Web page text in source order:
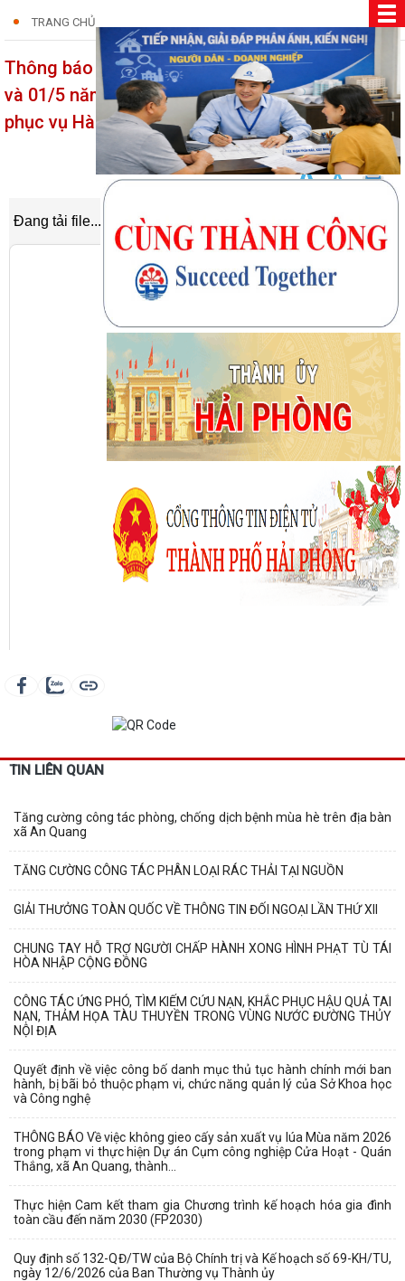
TRANG CHỦ
Thông báo Lịch trực Lễ Giỗ tổ Hùng Vương, 30/4
và 01/5 năm 2026 đối với công chức Trung tâm
phục vụ Hành chính công
24/04/2026
TIN LIÊN QUAN
Tăng cường công tác phòng, chống dịch bệnh mùa hè trên địa bàn
xã An Quang
TĂNG CƯỜNG CÔNG TÁC PHÂN LOẠI RÁC THẢI TẠI NGUỒN
GIẢI THƯỞNG TOÀN QUỐC VỀ THÔNG TIN ĐỐI NGOẠI LẦN THỨ XII
CHUNG TAY HỖ TRỢ NGƯỜI CHẤP HÀNH XONG HÌNH PHẠT TÙ TÁI
HÒA NHẬP CỘNG ĐỒNG
CÔNG TÁC ỨNG PHÓ, TÌM KIẾM CỨU NẠN, KHẮC PHỤC HẬU QUẢ TAI
NẠN, THẢM HỌA TÀU THUYỀN TRONG VÙNG NƯỚC ĐƯỜNG THỦY
NỘI ĐỊA
Quyết định về việc công bố danh mục thủ tục hành chính mới ban
hành, bị bãi bỏ thuộc phạm vi, chức năng quản lý của Sở Khoa học
và Công nghệ
THÔNG BÁO Về việc không gieo cấy sản xuất vụ lúa Mùa năm 2026
trong phạm vi thực hiện Dự án Cụm công nghiệp Cửa Hoạt - Quán
Thắng, xã An Quang, thành...
Thực hiện Cam kết tham gia Chương trình kế hoạch hóa gia đình
toàn cầu đến năm 2030 (FP2030)
Quy định số 132-QĐ/TW của Bộ Chính trị và Kế hoạch số 69-KH/TU,
ngày 12/6/2026 của Ban Thường vụ Thành ủy